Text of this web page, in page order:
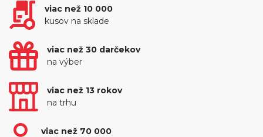
viac než 10 000
kusov na sklade
viac než 30 darčekov
na výber
viac než 13 rokov
na trhu
viac než 70 000